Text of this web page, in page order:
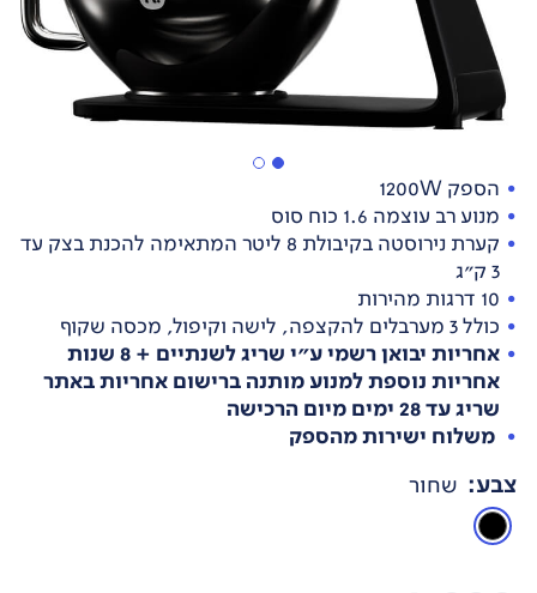
הספק 1200W
מנוע רב עוצמה 1.6 כוח סוס
קערת נירוסטה בקיבולת 8 ליטר המתאימה להכנת בצק עד
3 ק"ג
10 דרגות מהירות
כולל 3 מערבלים להקצפה, לישה וקיפול, מכסה שקוף
אחריות יבואן רשמי ע"י שריג לשנתיים + 8 שנות
אחריות נוספת למנוע מותנה ברישום אחריות באתר
שריג עד 28 ימים מיום הרכישה
משלוח ישירות מהספק
צבע: שחור